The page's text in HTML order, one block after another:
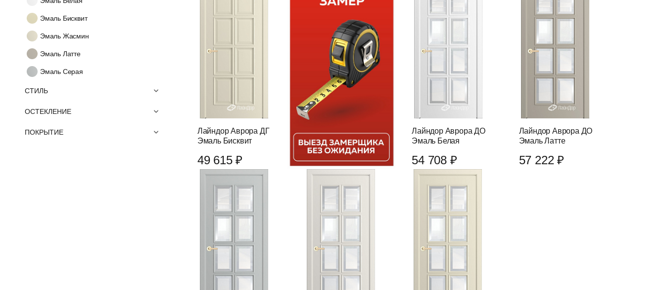
Эмаль Бисквит
Эмаль Жасмин
Эмаль Латте
Эмаль Серая
СТИЛЬ
ОСТЕКЛЕНИЕ
ПОКРЫТИЕ
Лайндор Аврора ДГ
Эмаль Бисквит
49 615 ₽
Лайндор Аврора ДО
Эмаль Белая
54 708 ₽
Лайндор Аврора ДО
Эмаль Латте
57 222 ₽